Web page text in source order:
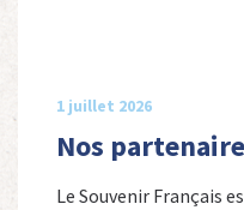
1 juillet 2026
Nos
Le Souvenir Français